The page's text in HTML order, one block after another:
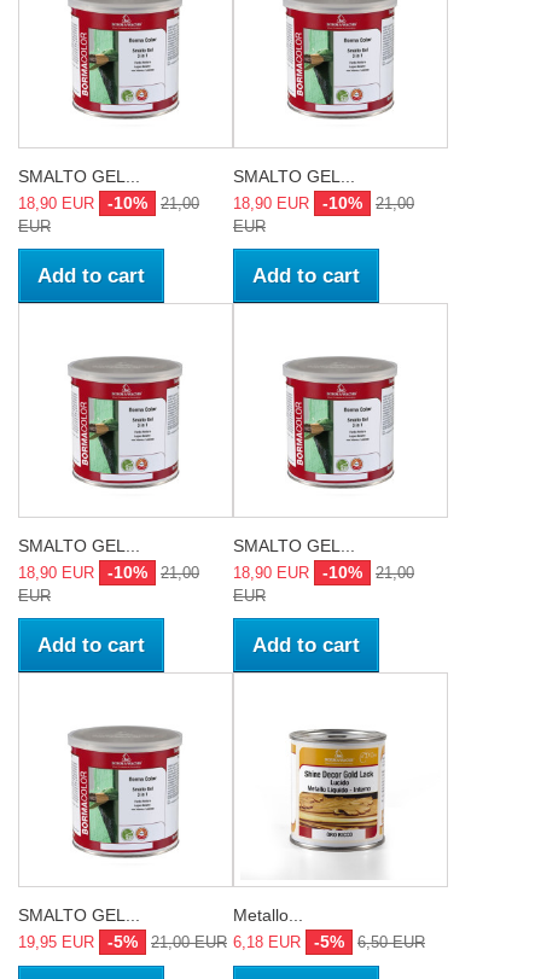
SMALTO GEL...
18,90 EUR -10%
21,00
EUR
Add to cart
SMALTO GEL...
18,90 EUR -10%
21,00
EUR
Add to cart
SMALTO GEL...
18,90 EUR -10%
21,00
EUR
Add to cart
SMALTO GEL...
18,90 EUR -10%
21,00
EUR
Add to cart
SMALTO GEL...
19,95 EUR -5% 21,00 EUR
Metallo...
6,18 EUR -5% 6,50 EUR